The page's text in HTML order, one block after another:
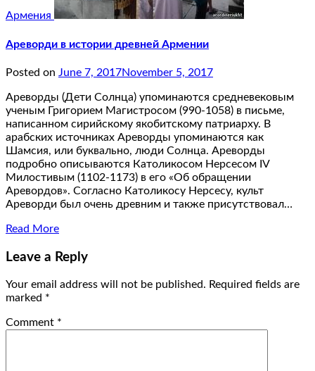
Армения
Ареворди в истории древней Армении
Posted on June 7, 2017November 5, 2017
Ареворды (Дети Солнца) упоминаются средневековым
ученым Григорием Магистросом (990-1058) в письме,
написанном сирийскому якобитскому патриарху. В
арабских источниках Ареворды упоминаются как
Шамсия, или буквально, люди Солнца. Ареворды
подробно описываются Католикосом Нерсесом IV
Милостивым (1102-1173) в его «Об обращении
Аревордов». Согласно Католикосу Нерсесу, культ
Ареворди был очень древним и также присутствовал…
Read More
Leave a Reply
Your email address will not be published. Required fields are
marked *
Comment *